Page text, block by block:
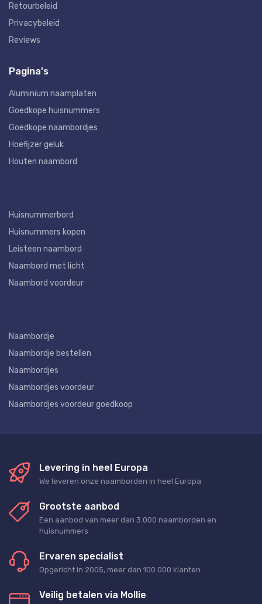
Retourbeleid
Privacybeleid
Reviews
Pagina's
Aluminium naamplaten
Goedkope huisnummers
Goedkope naambordjes
Hoefijzer geluk
Houten naambord
Huisnummerbord
Huisnummers kopen
Leisteen naambord
Naambord met licht
Naambord voordeur
Naambordje
Naambordje bestellen
Naambordjes
Naambordjes voordeur
Naambordjes voordeur goedkoop
Levering in heel Europa
We leveren onze naamborden in heel Europa
Grootste aanbod
Een aanbod van meer dan 3.000 naamborden en
huisnummers
Ervaren specialist
Opgericht in 2005, meer dan 100.000 klanten
Veilig betalen via Mollie